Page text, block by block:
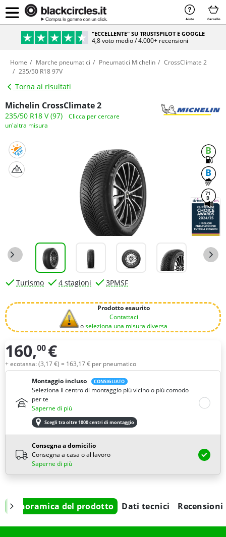
Aiuto Carrello
"ECCELLENTE" SU TRUSTSPILOT E GOOGLE
4,8 voto medio / 4.000+ recensioni
Home Marche pneumatici Pneumatici Michelin
CrossClimate 2
235/50 R18 97V
Torna ai risultati
Michelin CrossClimate 2
235/50 R18 V (97)
Clicca per cercare
un'altra misura
B
B
71
B
Turismo 4 stagioni 3PMSF
Prodotto esaurito
Contattaci
oseleziona una misura diversa
Quantità
160,00 €
+ ecotassa: (3,17€) = 163,17€ per pneumatico
Montaggio incluso
CONSIGLIATO
Seleziona il centro di montaggio più vicino o più comodo
per te
Saperne di più
Scegli tra oltre 1000 centri di montaggio
Consegna a domicilio
Consegna a casa o al lavoro
Saperne di più
Panoramica del prodotto Dati tecnici Recensioni